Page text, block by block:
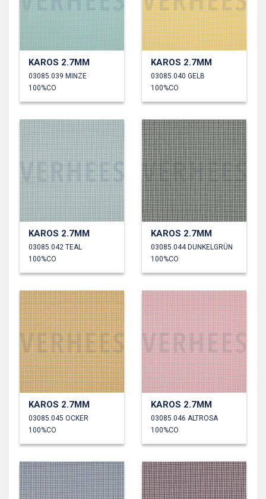
KAROS 2.7MM
03085.039 MINZE
100%CO
KAROS 2.7MM
03085.040 GELB
100%CO
KAROS 2.7MM
03085.042 TEAL
100%CO
KAROS 2.7MM
03085.044 DUNKELGRÜN
100%CO
KAROS 2.7MM
03085.045 OCKER
100%CO
KAROS 2.7MM
03085.046 ALTROSA
100%CO